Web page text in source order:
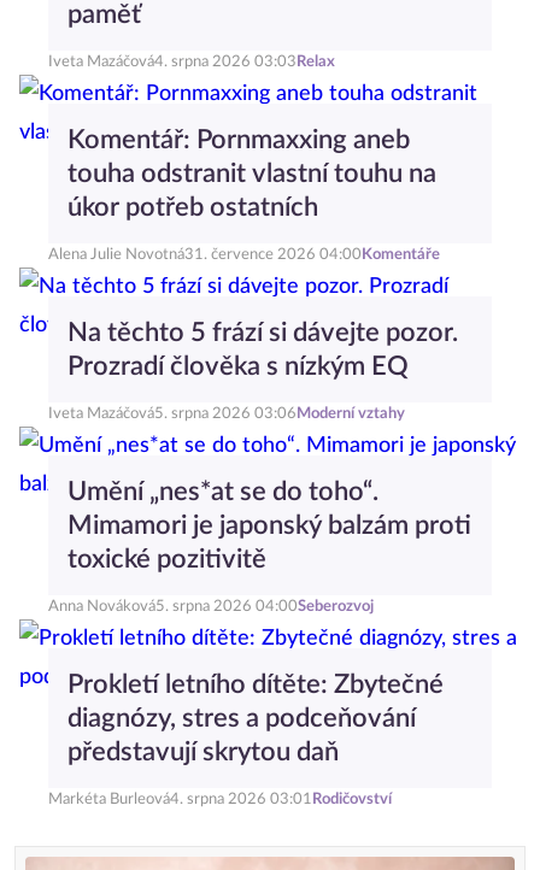
paměť
Iveta Mazáčová4. srpna 2026 03:03 Relax
Komentář: Pornmaxxing aneb
touha odstranit vlastní touhu na
úkor potřeb ostatních
Alena Julie Novotná31. července 2026 04:00 Komentáře
Na těchto 5 frází si dávejte pozor.
Prozradí člověka s nízkým EQ
Iveta Mazáčová5. srpna 2026 03:06 Moderní vztahy
Umění „nes*at se do toho“.
Mimamori je japonský balzám proti
toxické pozitivitě
Anna Nováková5. srpna 2026 04:00Seberozvoj
Prokletí letního dítěte: Zbytečné
diagnózy, stres a podceňování
představují skrytou daň
Markéta Burleová4. srpna 2026 03:01 Rodičovství